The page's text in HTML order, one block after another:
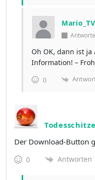
Mario_TV
Oh OK, dann ist
Information! –
0
Der Download-Button
0 Antworten